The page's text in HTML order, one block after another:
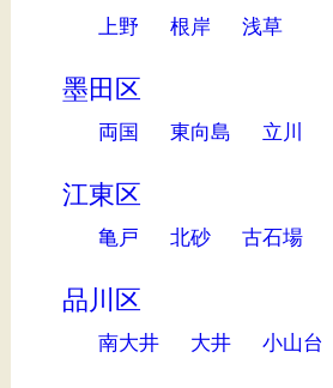
上野 根岸 浅草
墨田区
両国 東向島 立川
江東区
亀戸 北砂 古石場
品川区
南大井 大井 小山台